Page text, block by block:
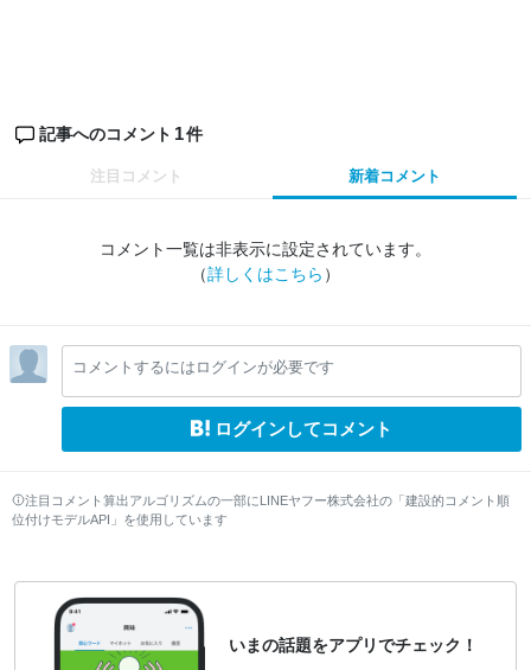
記事へのコメント 1件
注目コメント 新着コメント
コメント一覧は非表示に設定されています。
（詳しくはこちら ）
コメントするにはログインが必要です
ログインしてコメント
注目コメント算出アルゴリズムの一部にLINEヤフー株式会社の「建設的コメント順
位付けモデルAPI」を使用しています
いまの話題をアプリでチェック！